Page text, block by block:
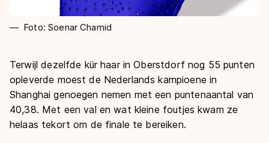
Foto: Soenar Chamid
Terwijl dezelfde kür haar in Oberstdorf nog 55 punten
opleverde moest de Nederlands kampioene in
Shanghai genoegen nemen met een puntenaantal van
40,38. Met een val en wat kleine foutjes kwam ze
helaas tekort om de finale te bereiken.